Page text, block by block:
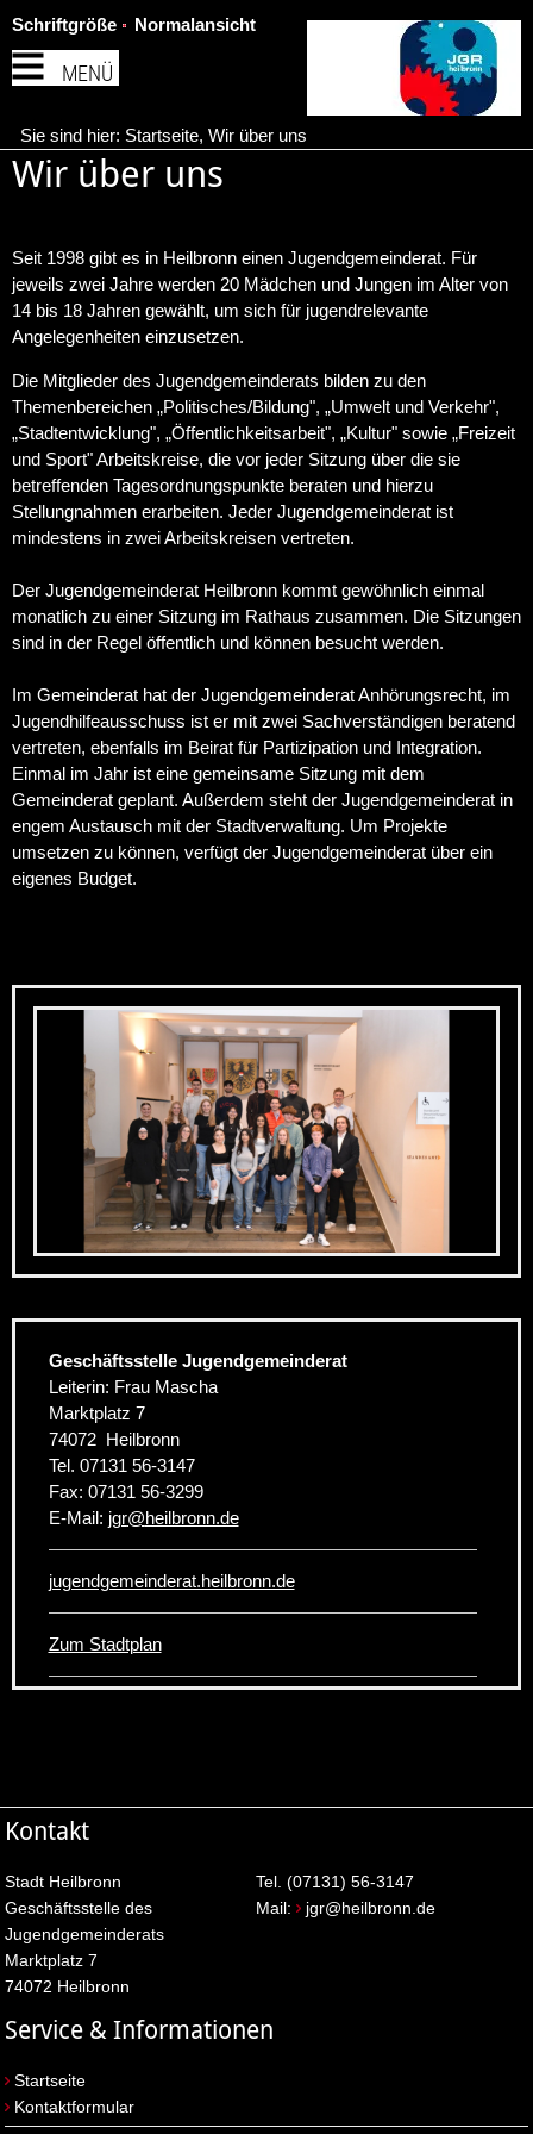
MENÜ
Schriftgröße Normalansicht
Sie sind hier: Startseite, Wir über uns
Wir über uns
Seit 1998 gibt es in Heilbronn einen Jugendgemeinderat. Für
jeweils zwei Jahre werden 20 Mädchen und Jungen im Alter von
14 bis 18 Jahren gewählt, um sich für jugendrelevante
Angelegenheiten einzusetzen.
Die Mitglieder des Jugendgemeinderats bilden zu den
Themenbereichen „Politisches/Bildung", „Umwelt und Verkehr",
„Stadtentwicklung", „Öffentlichkeitsarbeit", „Kultur" sowie „Freizeit
und Sport" Arbeitskreise, die vor jeder Sitzung über die sie
betreffenden Tagesordnungspunkte beraten und hierzu
Stellungnahmen erarbeiten. Jeder Jugendgemeinderat ist
mindestens in zwei Arbeitskreisen vertreten.
Der Jugendgemeinderat Heilbronn kommt gewöhnlich einmal
monatlich zu einer Sitzung im Rathaus zusammen. Die Sitzungen
sind in der Regel öffentlich und können besucht werden.
Im Gemeinderat hat der Jugendgemeinderat Anhörungsrecht, im
Jugendhilfeausschuss ist er mit zwei Sachverständigen beratend
vertreten, ebenfalls im Beirat für Partizipation und Integration.
Einmal im Jahr ist eine gemeinsame Sitzung mit dem
Gemeinderat geplant. Außerdem steht der Jugendgemeinderat in
engem Austausch mit der Stadtverwaltung. Um Projekte
umsetzen zu können, verfügt der Jugendgemeinderat über ein
eigenes Budget.
Geschäftsstelle Jugendgemeinderat
Leiterin: Frau Mascha
Marktplatz 7
74072 Heilbronn
Tel. 07131 56-3147
Fax: 07131 56-3299
E-Mail: jgr@heilbronn.de
jugendgemeinderat.heilbronn.de
Zum Stadtplan
Kontakt
Stadt Heilbronn
Geschäftsstelle des
Jugendgemeinderats
Marktplatz 7
74072 Heilbronn
Tel. (07131) 56-3147
Mail: jgr@heilbronn.de
Service & Informationen
Startseite
Kontaktformular